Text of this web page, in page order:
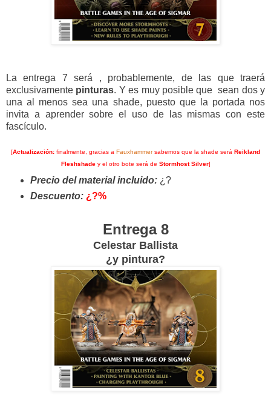
La entrega 7 será , probablemente, de las que traerá
exclusivamente pinturas. Y es muy posible que sean dos y
una al menos sea una shade, puesto que la portada nos
invita a aprender sobre el uso de las mismas con este
fascículo.
[Actualización: finalmente, gracias a Fauxhammersabemos que la shade será Reikland
Fleshshadey el otro bote será de Stormhost Silver]
Precio del material incluido:¿?
Descuento: ¿?%
Entrega 8
Celestar Ballista
¿y pintura?